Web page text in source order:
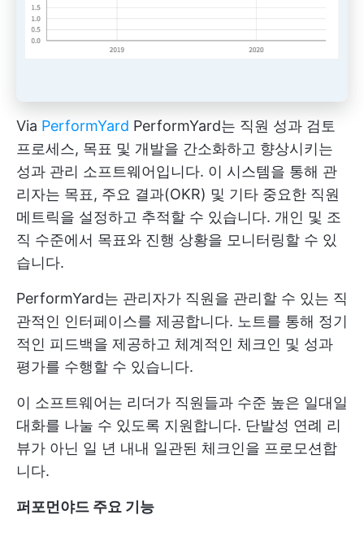
Via PerformYard PerformYard는 직원 성과 검토
프로세스, 목표 및 개발을 간소화하고 향상시키는
성과 관리 소프트웨어입니다. 이 시스템을 통해 관
리자는 목표, 주요 결과(OKR) 및 기타 중요한 직원
메트릭을 설정하고 추적할 수 있습니다. 개인 및 조
직 수준에서 목표와 진행 상황을 모니터링할 수 있
습니다.
PerformYard는 관리자가 직원을 관리할 수 있는 직
관적인 인터페이스를 제공합니다. 노트를 통해 정기
적인 피드백을 제공하고 체계적인 체크인 및 성과
평가를 수행할 수 있습니다.
이 소프트웨어는 리더가 직원들과 수준 높은 일대일
대화를 나눌 수 있도록 지원합니다. 단발성 연례 리
뷰가 아닌 일 년 내내 일관된 체크인을 프로모션합
니다.
퍼포먼야드 주요 기능